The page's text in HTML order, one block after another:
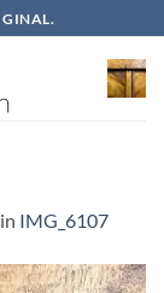
in IMG_6107